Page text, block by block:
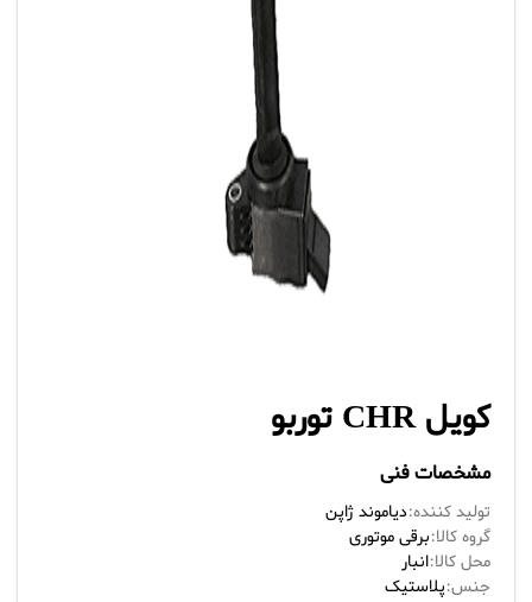
کویل CHR توربو
مشخصات فنی
تولید کننده:دیاموند ژاپن
گروه کالا:برقی موتوری
محل کالا:انبار
جنس:پلاستیک